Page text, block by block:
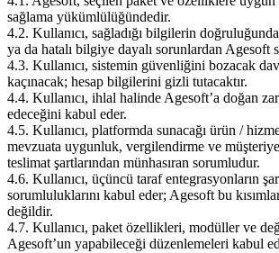
sağlama yükümlülüğündedir.
4.2. Kullanıcı, sağladığı bilgilerin
ya da hatalı bilgiye dayalı sorunlardan Agesoft
4.3. Kullanıcı, sistemin güvenliğini bozacak
kaçınacak; hesap bilgilerini gizli tutacaktır.
4.4. Kullanıcı, ihlal halinde Agesoft’a doğan
edeceğini kabul eder.
4.5. Kullanıcı, platformda sunacağı ürün /
mevzuata uygunluk, vergilendirme ve
teslimat şartlarından münhasıran sorumludur.
4.6. Kullanıcı, üçüncü taraf entegrasyonların
sorumluluklarını kabul eder; Agesoft bu
değildir.
4.7. Kullanıcı, paket özellikleri, modüller ve
Agesoft’un yapabileceği düzenlemeleri kabul